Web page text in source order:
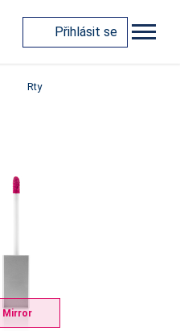
Přihlásit se
Rty
Mirror